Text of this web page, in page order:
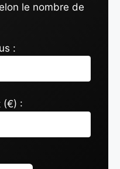
le nombre de
:
(€) :